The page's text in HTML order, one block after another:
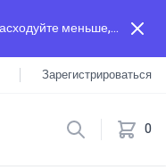
Теперь комиссия ещё ниже: расходуйте меньше, а зарабатывайте больше, чем на других площадках.
Зарегистрироваться
0